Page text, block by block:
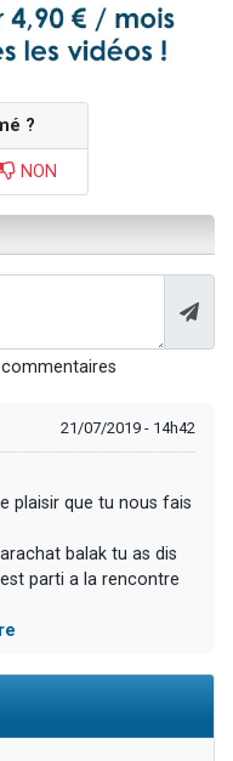
?
NON
21/07/2019 - 14h42
plaisir que tu nous fais
balak tu as dis
parti a la rencontre